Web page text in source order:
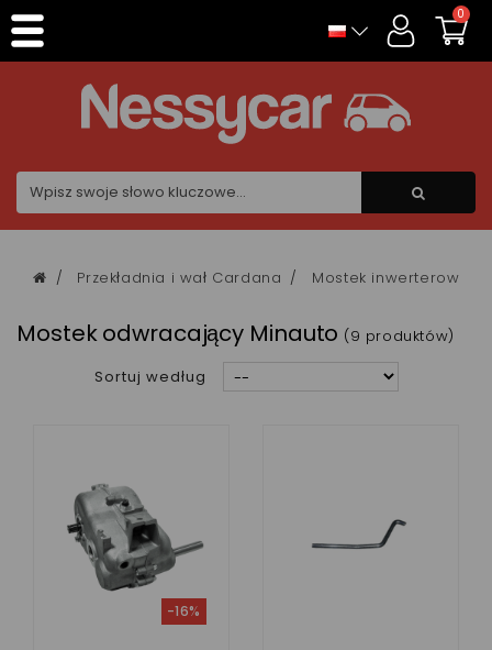
0
Przekładnia i wał Cardana Mostek inwerterowy
Mostek odwracający Minauto (9 produktów)
Sortuj według
-16%
Panel zarządzania plikami cookies